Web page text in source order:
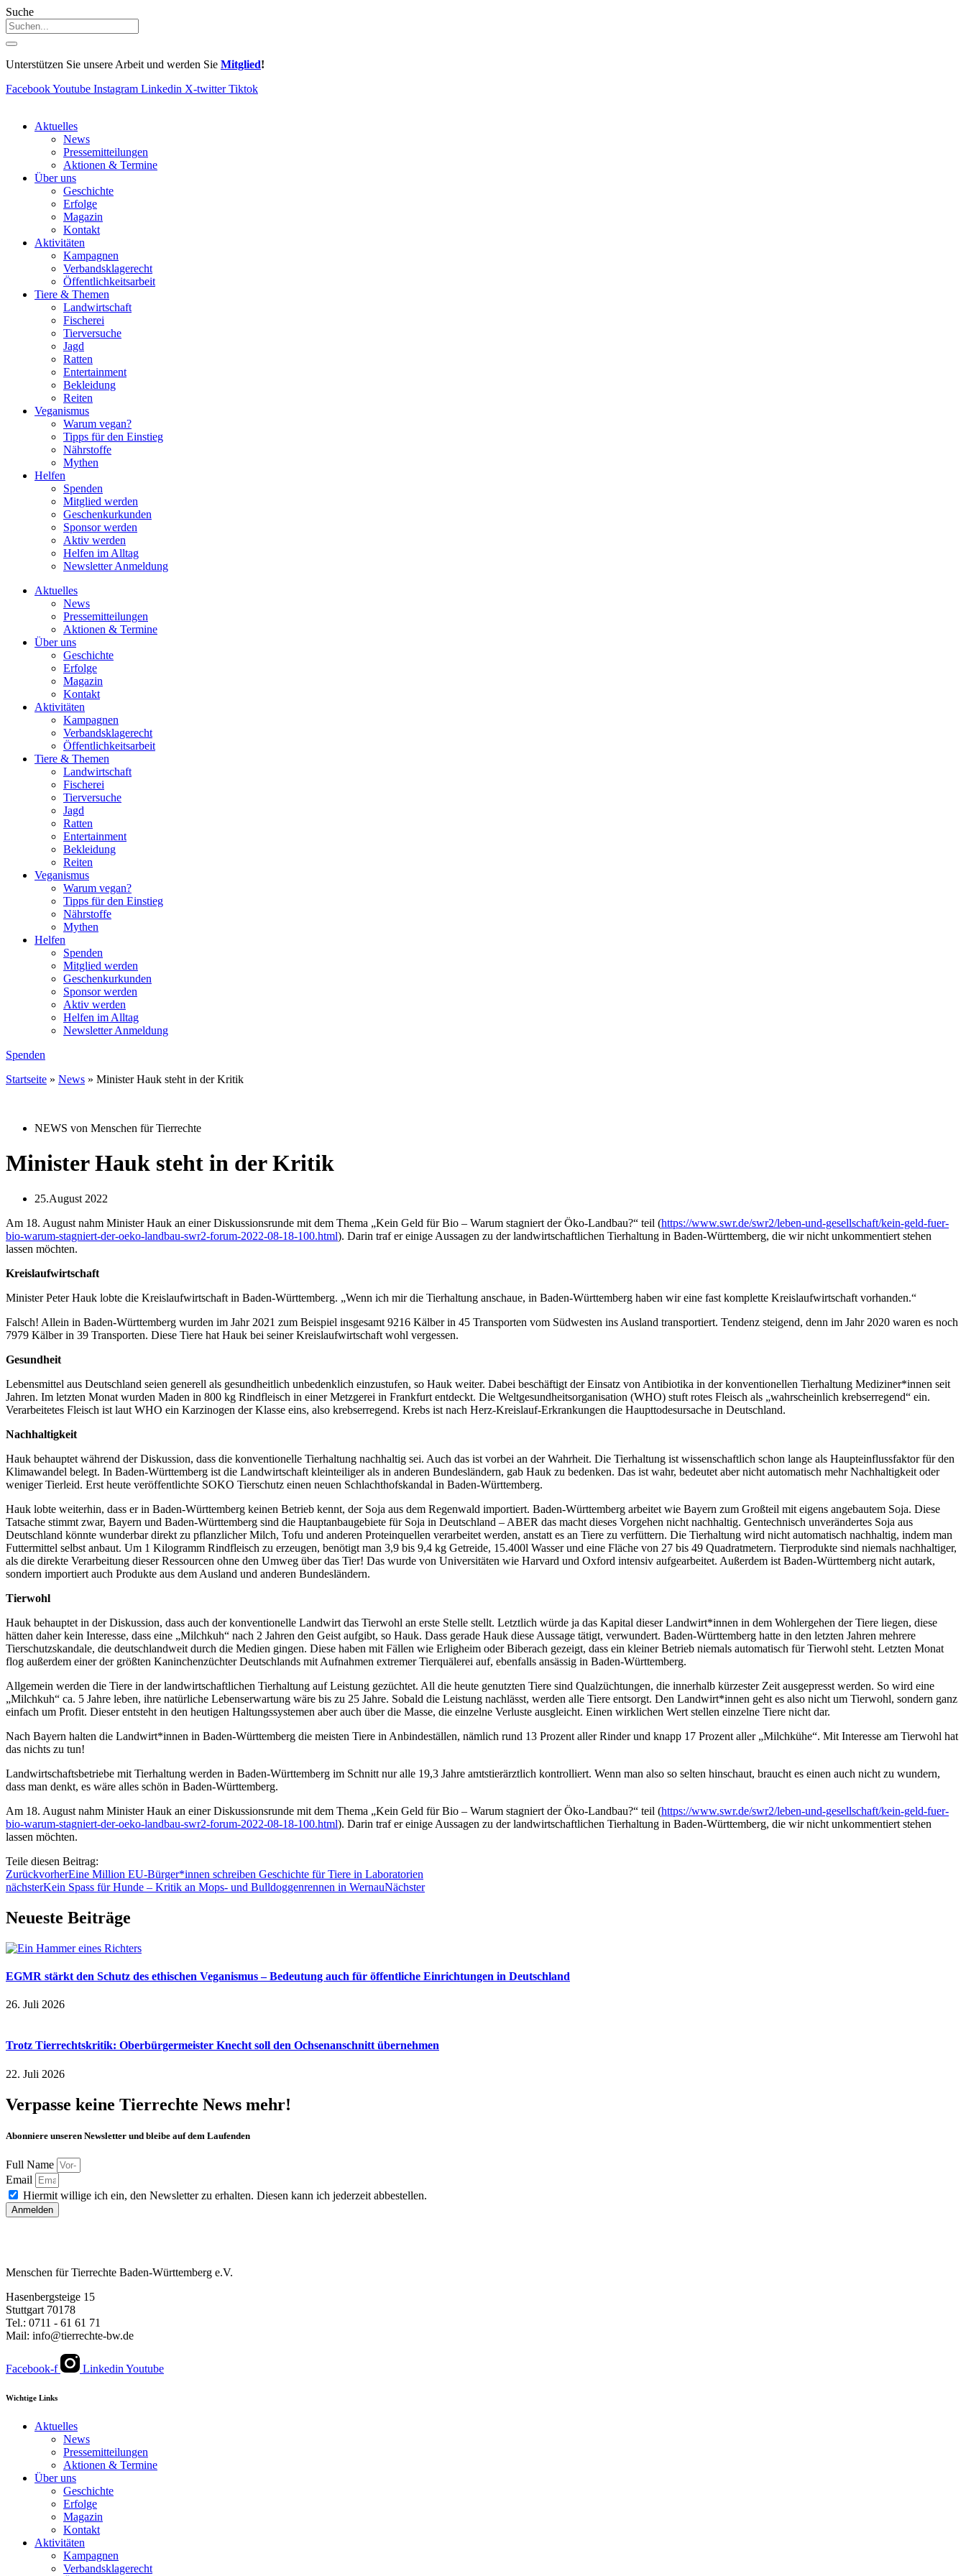
Suche
Unterstützen Sie unsere Arbeit und werden Sie Mitglied!
FacebookYoutube Instagram Linkedin X-twitter Tiktok
Aktuelles
News
Pressemitteilungen
Aktionen & Termine
Über uns
Geschichte
Erfolge
Magazin
Kontakt
Aktivitäten
Kampagnen
Verbandsklagerecht
Öffentlichkeitsarbeit
Tiere & Themen
Landwirtschaft
Fischerei
Tierversuche
Jagd
Ratten
Entertainment
Bekleidung
Reiten
Veganismus
Warum vegan?
Tipps für den Einstieg
Nährstoffe
Mythen
Helfen
Spenden
Mitglied werden
Geschenkurkunden
Sponsor werden
Aktiv werden
Helfen im Alltag
Newsletter Anmeldung
Aktuelles
News
Pressemitteilungen
Aktionen & Termine
Über uns
Geschichte
Erfolge
Magazin
Kontakt
Aktivitäten
Kampagnen
Verbandsklagerecht
Öffentlichkeitsarbeit
Tiere & Themen
Landwirtschaft
Fischerei
Tierversuche
Jagd
Ratten
Entertainment
Bekleidung
Reiten
Veganismus
Warum vegan?
Tipps für den Einstieg
Nährstoffe
Mythen
Helfen
Spenden
Mitglied werden
Geschenkurkunden
Sponsor werden
Aktiv werden
Helfen im Alltag
Newsletter Anmeldung
Spenden
Startseite » News » Minister Hauk steht in der Kritik
NEWS von Menschen für Tierrechte
Minister Hauk steht in der Kritik
25.August 2022
Am 18. August nahm Minister Hauk an einer Diskussionsrunde mit dem Thema „Kein Geld für Bio – Warum stagniert der Öko-Landbau?“ teil (https://www.swr.de/swr2/leben-und-gesellschaft/kein-geld-fuer-
bio-warum-stagniert-der-oeko-landbau-swr2-forum-2022-08-18-100.html). Darin traf er einige Aussagen zu der landwirtschaftlichen Tierhaltung in Baden-Württemberg, die wir nicht unkommentiert stehen
lassen möchten.
Kreislaufwirtschaft
Minister Peter Hauk lobte die Kreislaufwirtschaft in Baden-Württemberg. „Wenn ich mir die Tierhaltung anschaue, in Baden-Württemberg haben wir eine fast komplette Kreislaufwirtschaft vorhanden.“
Falsch! Allein in Baden-Württemberg wurden im Jahr 2021 zum Beispiel insgesamt 9216 Kälber in 45 Transporten vom Südwesten ins Ausland transportiert. Tendenz steigend, denn im Jahr 2020 waren es noch
7979 Kälber in 39 Transporten. Diese Tiere hat Hauk bei seiner Kreislaufwirtschaft wohl vergessen.
Gesundheit
Lebensmittel aus Deutschland seien generell als gesundheitlich unbedenklich einzustufen, so Hauk weiter. Dabei beschäftigt der Einsatz von Antibiotika in der konventionellen Tierhaltung Mediziner*innen seit
Jahren. Im letzten Monat wurden Maden in 800 kg Rindfleisch in einer Metzgerei in Frankfurt entdeckt. Die Weltgesundheitsorganisation (WHO) stuft rotes Fleisch als „wahrscheinlich krebserregend“ ein.
Verarbeitetes Fleisch ist laut WHO ein Karzinogen der Klasse eins, also krebserregend. Krebs ist nach Herz-Kreislauf-Erkrankungen die Haupttodesursache in Deutschland.
Nachhaltigkeit
Hauk behauptet während der Diskussion, dass die konventionelle Tierhaltung nachhaltig sei. Auch das ist vorbei an der Wahrheit. Die Tierhaltung ist wissenschaftlich schon lange als Haupteinflussfaktor für den
Klimawandel belegt. In Baden-Württemberg ist die Landwirtschaft kleinteiliger als in anderen Bundesländern, gab Hauk zu bedenken. Das ist wahr, bedeutet aber nicht automatisch mehr Nachhaltigkeit oder
weniger Tierleid. Erst heute veröffentlichte SOKO Tierschutz einen neuen Schlachthofskandal in Baden-Württemberg.
Hauk lobte weiterhin, dass er in Baden-Württemberg keinen Betrieb kennt, der Soja aus dem Regenwald importiert. Baden-Württemberg arbeitet wie Bayern zum Großteil mit eigens angebautem Soja. Diese
Tatsache stimmt zwar, Bayern und Baden-Württemberg sind die Hauptanbaugebiete für Soja in Deutschland – ABER das macht dieses Vorgehen nicht nachhaltig. Gentechnisch unverändertes Soja aus
Deutschland könnte wunderbar direkt zu pflanzlicher Milch, Tofu und anderen Proteinquellen verarbeitet werden, anstatt es an Tiere zu verfüttern. Die Tierhaltung wird nicht automatisch nachhaltig, indem man
Futtermittel selbst anbaut. Um 1 Kilogramm Rindfleisch zu erzeugen, benötigt man 3,9 bis 9,4 kg Getreide, 15.400l Wasser und eine Fläche von 27 bis 49 Quadratmetern. Tierprodukte sind niemals nachhaltiger,
als die direkte Verarbeitung dieser Ressourcen ohne den Umweg über das Tier! Das wurde von Universitäten wie Harvard und Oxford intensiv aufgearbeitet. Außerdem ist Baden-Württemberg nicht autark,
sondern importiert auch Produkte aus dem Ausland und anderen Bundesländern.
Tierwohl
Hauk behauptet in der Diskussion, dass auch der konventionelle Landwirt das Tierwohl an erste Stelle stellt. Letztlich würde ja das Kapital dieser Landwirt*innen in dem Wohlergehen der Tiere liegen, diese
hätten daher kein Interesse, dass eine „Milchkuh“ nach 2 Jahren den Geist aufgibt, so Hauk. Dass gerade Hauk diese Aussage tätigt, verwundert. Baden-Württemberg hatte in den letzten Jahren mehrere
Tierschutzskandale, die deutschlandweit durch die Medien gingen. Diese haben mit Fällen wie Erligheim oder Biberach gezeigt, dass ein kleiner Betrieb niemals automatisch für Tierwohl steht. Letzten Monat
flog außerdem einer der größten Kaninchenzüchter Deutschlands mit Aufnahmen extremer Tierquälerei auf, ebenfalls ansässig in Baden-Württemberg.
Allgemein werden die Tiere in der landwirtschaftlichen Tierhaltung auf Leistung gezüchtet. All die heute genutzten Tiere sind Qualzüchtungen, die innerhalb kürzester Zeit ausgepresst werden. So wird eine
„Milchkuh“ ca. 5 Jahre leben, ihre natürliche Lebenserwartung wäre bis zu 25 Jahre. Sobald die Leistung nachlässt, werden alle Tiere entsorgt. Den Landwirt*innen geht es also nicht um Tierwohl, sondern ganz
einfach um Profit. Dieser entsteht in den heutigen Haltungssystemen aber auch über die Masse, die einzelne Verluste ausgleicht. Einen wirklichen Wert stellen einzelne Tiere nicht dar.
Nach Bayern halten die Landwirt*innen in Baden-Württemberg die meisten Tiere in Anbindeställen, nämlich rund 13 Prozent aller Rinder und knapp 17 Prozent aller „Milchkühe“. Mit Interesse am Tierwohl hat
das nichts zu tun!
Landwirtschaftsbetriebe mit Tierhaltung werden in Baden-Württemberg im Schnitt nur alle 19,3 Jahre amtstierärztlich kontrolliert. Wenn man also so selten hinschaut, braucht es einen auch nicht zu wundern,
dass man denkt, es wäre alles schön in Baden-Württemberg.
Am 18. August nahm Minister Hauk an einer Diskussionsrunde mit dem Thema „Kein Geld für Bio – Warum stagniert der Öko-Landbau?“ teil (https://www.swr.de/swr2/leben-und-gesellschaft/kein-geld-fuer-
bio-warum-stagniert-der-oeko-landbau-swr2-forum-2022-08-18-100.html). Darin traf er einige Aussagen zu der landwirtschaftlichen Tierhaltung in Baden-Württemberg, die wir nicht unkommentiert stehen
lassen möchten.
Teile diesen Beitrag:
ZurückvorherEine Million EU-Bürger*innen schreiben Geschichte für Tiere in Laboratorien
nächsterKein Spass für Hunde – Kritik an Mops- und Bulldoggenrennen in WernauNächster
Neueste Beiträge
EGMR stärkt den Schutz des ethischen Veganismus – Bedeutung auch für öffentliche Einrichtungen in Deutschland
26. Juli 2026
Trotz Tierrechtskritik: Oberbürgermeister Knecht soll den Ochsenanschnitt übernehmen
22. Juli 2026
Verpasse keine Tierrechte News mehr!
Abonniere unseren Newsletter und bleibe auf dem Laufenden
Full Name
Email
Hiermit willige ich ein, den Newsletter zu erhalten. Diesen kann ich jederzeit abbestellen.
Anmelden
Menschen für Tierrechte Baden-Württemberg e.V.
Hasenbergsteige 15
Stuttgart 70178
Tel.: 0711 - 61 61 71
Mail: info@tierrechte-bw.de
Facebook-f Linkedin Youtube
Wichtige Links
Aktuelles
News
Pressemitteilungen
Aktionen & Termine
Über uns
Geschichte
Erfolge
Magazin
Kontakt
Aktivitäten
Kampagnen
Verbandsklagerecht